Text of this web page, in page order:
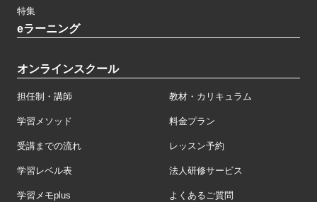
特集
eラーニング
オンラインスクール
担任制・講師 教材・カリキュラム
学習メソッド 料金プラン
受講までの流れ レッスン予約
学習レベル表 法人研修サービス
学習メモplus よくあるご質問